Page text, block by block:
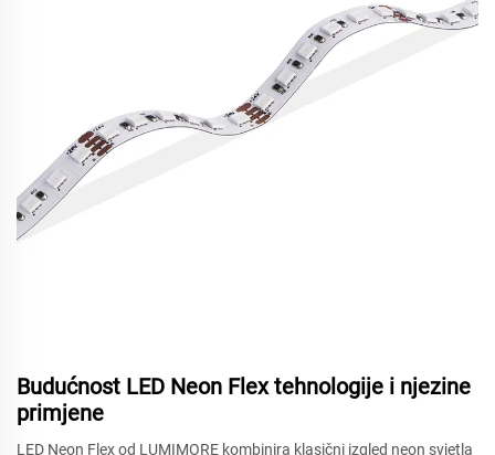
Budućnost LED Neon Flex tehnologije i njezine
primjene
LED Neon Flex od LUMIMORE kombinira klasični izgled neon svjetla